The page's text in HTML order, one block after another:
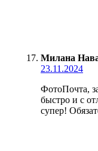
Милана
23.11.2024
ФотоПочта,
быстро и с
супер!